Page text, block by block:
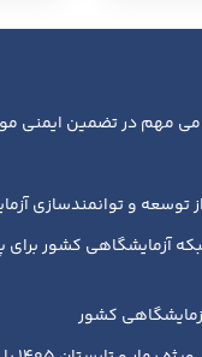
مهم در تضمین ایمنی
توسعه و توانمندسازی
ویژه شبکه آزمایشگاهی کشور
کشور